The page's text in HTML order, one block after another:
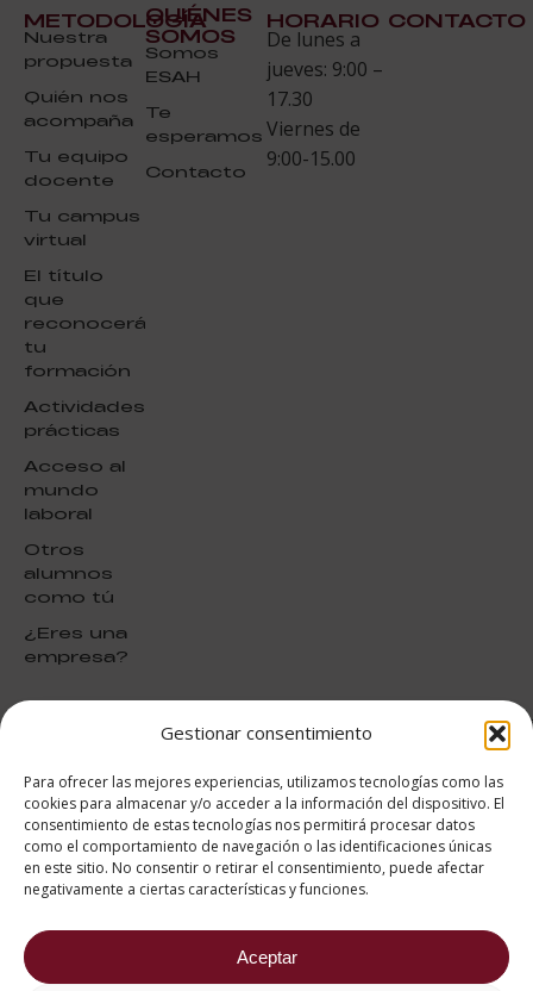
Gestionar consentimiento
Para ofrecer las mejores experiencias, utilizamos tecnologías como las
cookies para almacenar y/o acceder a la información del dispositivo. El
consentimiento de estas tecnologías nos permitirá procesar datos
como el comportamiento de navegación o las identificaciones únicas
en este sitio. No consentir o retirar el consentimiento, puede afectar
negativamente a ciertas características y funciones.
Aceptar
METODOLOGÍA
Nuestra
propuesta
Quién nos
acompaña
Tu equipo
docente
Tu campus
virtual
El título
que
reconocerá
tu
formación
Actividades
prácticas
Acceso al
mundo
laboral
Otros
alumnos
como tú
¿Eres una
empresa?
QUIÉNES
SOMOS
Somos
ESAH
Te
esperamos
Contacto
HORARIO
De lunes a
jueves: 9:00 –
17.30
Viernes de
9:00-15.00
CONTACTO
puntuación para ESAH
basado en
Valoraciones soportado por
eKomi